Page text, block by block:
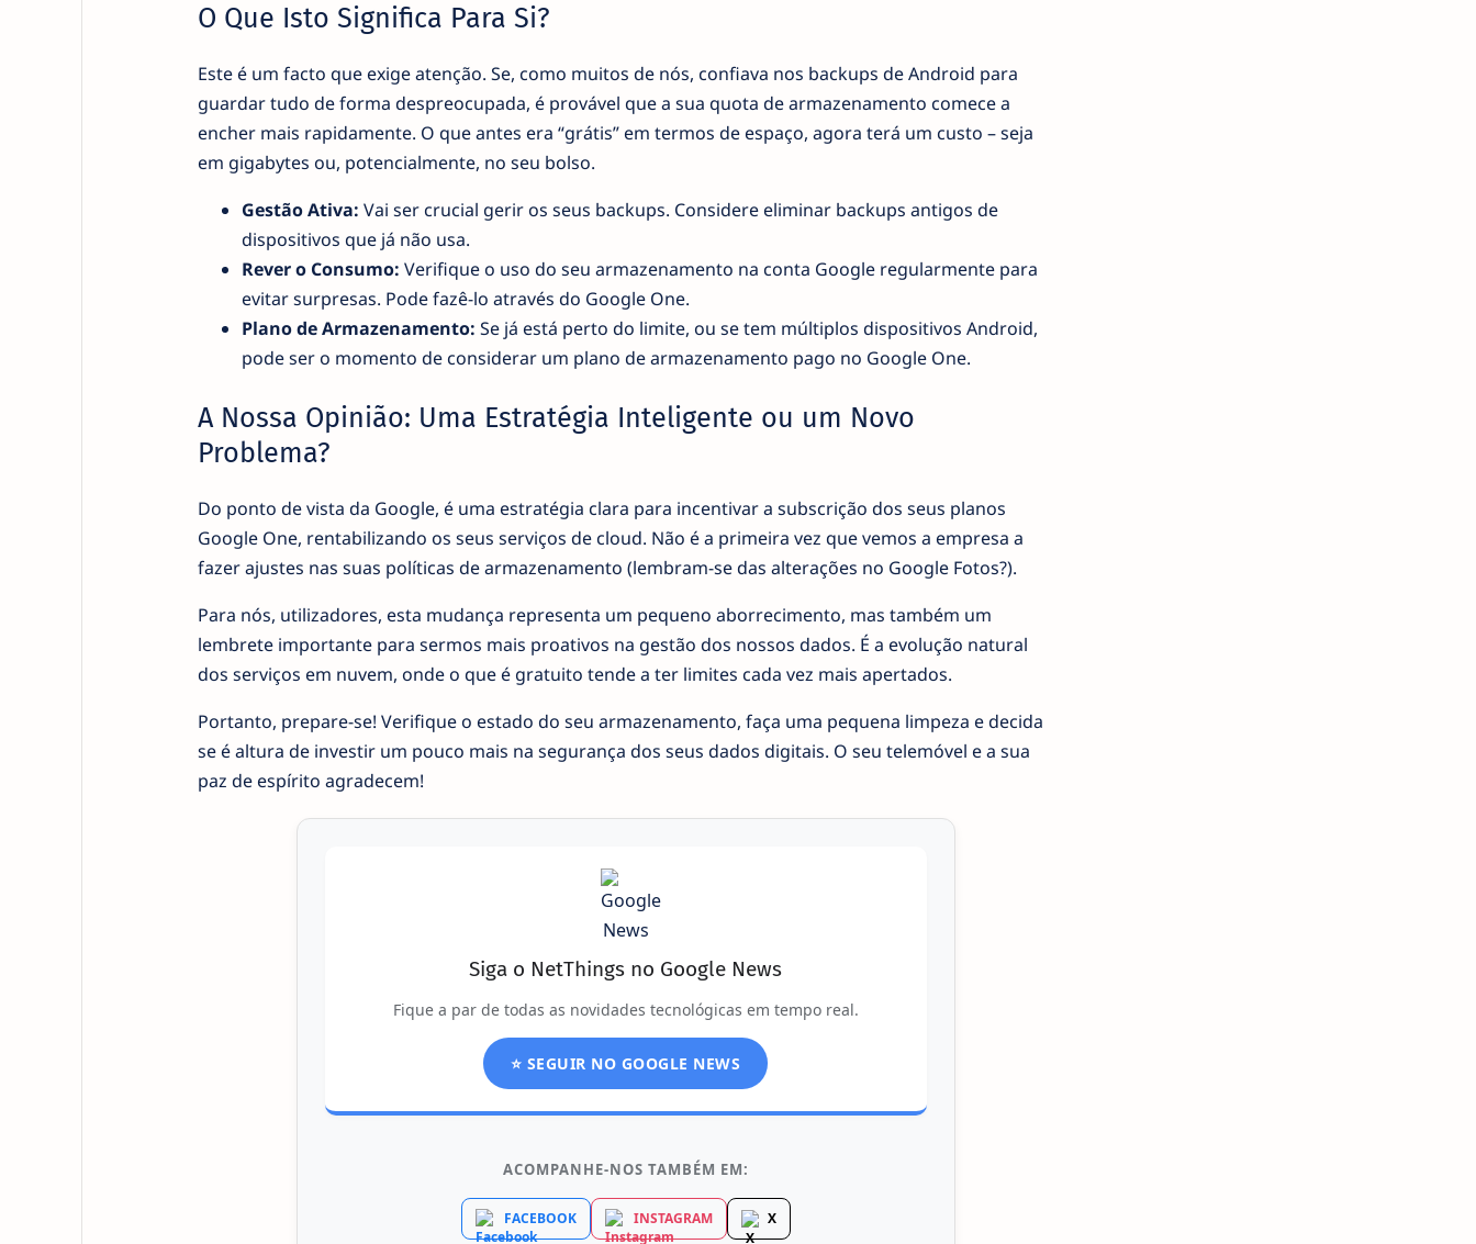
O Que Isto Significa Para Si?
Este é um facto que exige atenção. Se, como muitos de nós, confiava nos backups de Android para
guardar tudo de forma despreocupada, é provável que a sua quota de armazenamento comece a
encher mais rapidamente. O que antes era “grátis” em termos de espaço, agora terá um custo – seja
em gigabytes ou, potencialmente, no seu bolso.
Gestão Ativa: Vai ser crucial gerir os seus backups. Considere eliminar backups antigos de
dispositivos que já não usa.
Rever o Consumo: Verifique o uso do seu armazenamento na conta Google regularmente para
evitar surpresas. Pode fazê-lo através do Google One.
Plano de Armazenamento: Se já está perto do limite, ou se tem múltiplos dispositivos Android,
pode ser o momento de considerar um plano de armazenamento pago no Google One.
A Nossa Opinião: Uma Estratégia Inteligente ou um Novo
Problema?
Do ponto de vista da Google, é uma estratégia clara para incentivar a subscrição dos seus planos
Google One, rentabilizando os seus serviços de cloud. Não é a primeira vez que vemos a empresa a
fazer ajustes nas suas políticas de armazenamento (lembram-se das alterações no Google Fotos?).
Para nós, utilizadores, esta mudança representa um pequeno aborrecimento, mas também um
lembrete importante para sermos mais proativos na gestão dos nossos dados. É a evolução natural
dos serviços em nuvem, onde o que é gratuito tende a ter limites cada vez mais apertados.
Portanto, prepare-se! Verifique o estado do seu armazenamento, faça uma pequena limpeza e decida
se é altura de investir um pouco mais na segurança dos seus dados digitais. O seu telemóvel e a sua
paz de espírito agradecem!
Siga o NetThings no Google News
Fique a par de todas as novidades tecnológicas em tempo real.
⭐ SEGUIR NO GOOGLE NEWS
ACOMPANHE-NOS TAMBÉM EM:
FACEBOOK INSTAGRAM X